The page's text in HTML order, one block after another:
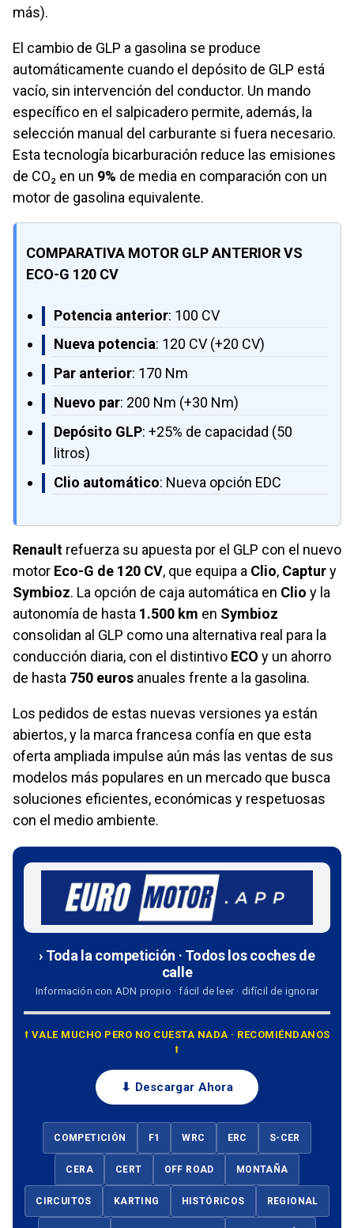
más).
El cambio de GLP a gasolina se produce
automáticamente cuando el depósito de GLP está
vacío, sin intervención del conductor. Un mando
específico en el salpicadero permite, además, la
selección manual del carburante si fuera necesario.
Esta tecnología bicarburación reduce las emisiones
de CO₂ en un 9% de media en comparación con un
motor de gasolina equivalente.
COMPARATIVA MOTOR GLP ANTERIOR VS
ECO-G 120 CV
Potencia anterior: 100 CV
Nueva potencia: 120 CV (+20 CV)
Par anterior: 170 Nm
Nuevo par: 200 Nm (+30 Nm)
Depósito GLP: +25% de capacidad (50
litros)
Clio automático: Nueva opción EDC
Renault refuerza su apuesta por el GLP con el nuevo
motor Eco-G de 120 CV, que equipa a Clio, Captury
Symbioz. La opción de caja automática en Clio y la
autonomía de hasta 1.500 km en Symbioz
consolidan al GLP como una alternativa real para la
conducción diaria, con el distintivo ECO y un ahorro
de hasta 750 euros anuales frente a la gasolina.
Los pedidos de estas nuevas versiones ya están
abiertos, y la marca francesa confía en que esta
oferta ampliada impulse aún más las ventas de sus
modelos más populares en un mercado que busca
soluciones eficientes, económicas y respetuosas
con el medio ambiente.
› Toda la competición · Todos los coches de
calle
Información con ADN propio · fácil de leer · difícil de ignorar
⭡ VALE MUCHO PERO NO CUESTA NADA · RECOMIÉNDANOS
⭡
⬇ Descargar Ahora
COMPETICIÓN F1 WRC ERC S-CER
CERA CERT OFF ROAD MONTAÑA
CIRCUITOS KARTING HISTÓRICOS REGIONAL